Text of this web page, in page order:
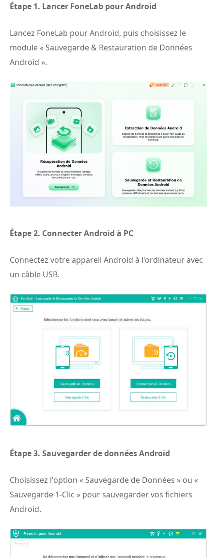
Étape 1. Lancer FoneLab pour Android
Lancez FoneLab pour Android, puis choisissez le
module « Sauvegarde & Restauration de Données
Android ».
Étape 2. Connecter Android à PC
Connectez votre appareil Android à l'ordinateur avec
un câble USB.
Étape 3. Sauvegarder de données Android
Choisissez l'option « Sauvegarde de Données » ou «
Sauvegarde 1-Clic » pour sauvegarder vos fichiers
Android.